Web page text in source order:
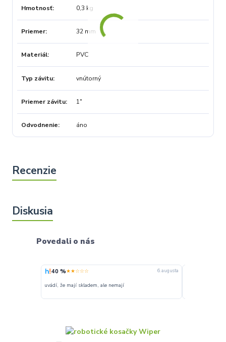
Hmotnosť 0,3 kg
Priemer 32 mm
Materiál PVC
Typ závitu vnútorný
Priemer závitu 1"
Odvodnenie áno
Povedali o nás
40 %★★☆☆☆ 6. augusta
uvádí, že mají skladem, ale nemají